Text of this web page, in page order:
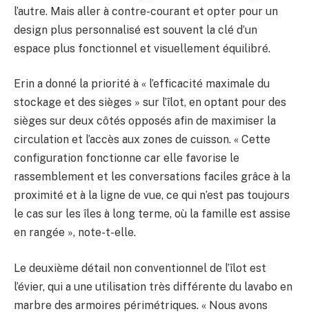
l’autre. Mais aller à contre-courant et opter pour un
design plus personnalisé est souvent la clé d’un
espace plus fonctionnel et visuellement équilibré.
Erin a donné la priorité à « l’efficacité maximale du
stockage et des sièges » sur l’îlot, en optant pour des
sièges sur deux côtés opposés afin de maximiser la
circulation et l’accès aux zones de cuisson. « Cette
configuration fonctionne car elle favorise le
rassemblement et les conversations faciles grâce à la
proximité et à la ligne de vue, ce qui n’est pas toujours
le cas sur les îles à long terme, où la famille est assise
en rangée », note-t-elle.
Le deuxième détail non conventionnel de l’îlot est
l’évier, qui a une utilisation très différente du lavabo en
marbre des armoires périmétriques. « Nous avons